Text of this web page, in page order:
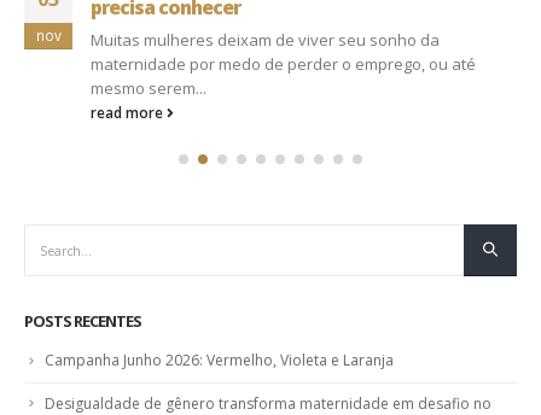
nov
precisa conhecer
Muitas mulheres deixam de viver seu sonho da
maternidade por medo de perder o emprego, ou até
mesmo serem...
read more
POSTS RECENTES
Campanha Junho 2026: Vermelho, Violeta e Laranja
Desigualdade de gênero transforma maternidade em desafio no